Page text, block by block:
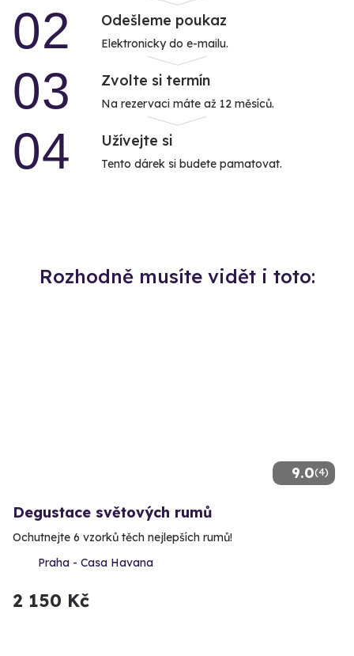
02 Odešleme poukaz
Elektronicky do e-mailu.
03 Zvolte si termín
Na rezervaci máte až 12 měsíců.
04 Užívejte si
Tento dárek si budete pamatovat.
Rozhodně musíte vidět i toto:
9.0(4)
Degustace světových rumů
Ochutnejte 6 vzorků těch nejlepších rumů!
Praha - Casa Havana
2 150 Kč